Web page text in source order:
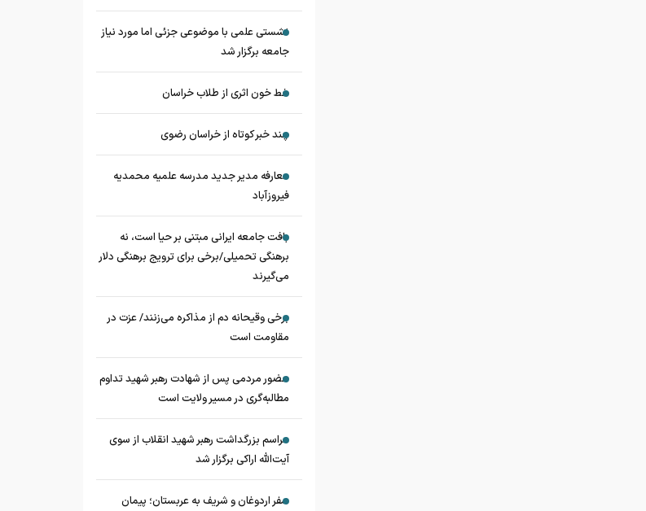
نشستی علمی با موضوعی جزئی اما مورد نیاز
جامعه برگزار شد
خط خون اثری از طلاب خراسان
چند خبر کوتاه از خراسان رضوی
معارفه مدیر جدید مدرسه علمیه محمدیه
فیروزآباد
بافت جامعه ایرانی مبتنی بر حیا است، نه
برهنگی تحمیلی/برخی برای ترویج برهنگی دلار
می‌گیرند
برخی وقیحانه دم از مذاکره می‌زنند/ عزت در
مقاومت است
حضور مردمی پس از شهادت رهبر شهید تداوم
مطالبه‌گری در مسیر ولایت است
مراسم بزرگداشت رهبر شهید انقلاب از سوی
آیت‌الله اراکی برگزار شد
سفر اردوغان و شریف به عربستان؛ پیمان